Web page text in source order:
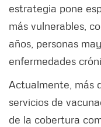
estrategia pone
más vulnerables,
años, personas
enfermedades
Actualmente, más
servicios de
de la cobertura